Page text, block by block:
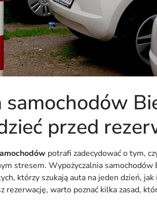
przed
potrafi zadecydować o tym,
stresem. Wypożyczalnia samochodów
którzy szukają auta na jeden dzień,
rezerwację, warto poznać kilka zasad,